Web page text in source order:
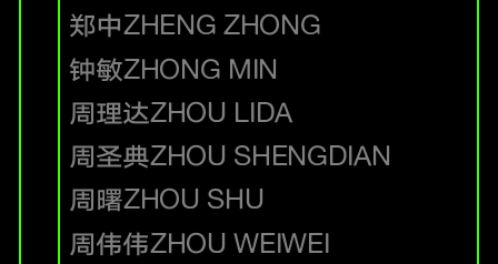
郑中ZHENG ZHONG
钟敏ZHONG MIN
周理达ZHOU LIDA
周圣典ZHOU SHENGDIAN
周曙ZHOU SHU
周伟伟ZHOU WEIWEI